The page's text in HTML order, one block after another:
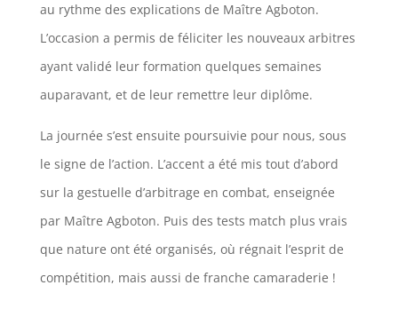
au rythme des explications de Maître Agboton.
L’occasion a permis de féliciter les nouveaux arbitres
ayant validé leur formation quelques semaines
auparavant, et de leur remettre leur diplôme.
La journée s’est ensuite poursuivie pour nous, sous
le signe de l’action. L’accent a été mis tout d’abord
sur la gestuelle d’arbitrage en combat, enseignée
par Maître Agboton. Puis des tests match plus vrais
que nature ont été organisés, où régnait l’esprit de
compétition, mais aussi de franche camaraderie !